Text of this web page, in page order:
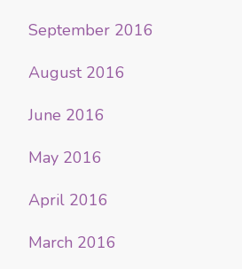
September 2016
August 2016
June 2016
May 2016
April 2016
March 2016